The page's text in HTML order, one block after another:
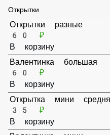
Открытки
Открытки разные
60 ₽
В корзину
Валентинка большая
60 ₽
В корзину
Открытка мини средняя
35 ₽